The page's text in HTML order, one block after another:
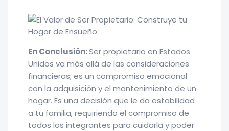
En Conclusión:Ser propietario en Estados
Unidos va más allá de las consideraciones
financieras; es un compromiso emocional
con la adquisición y el mantenimiento de un
hogar. Es una decisión que le da estabilidad
a tu familia, requiriendo el compromiso de
todos los integrantes para cuidarla y poder